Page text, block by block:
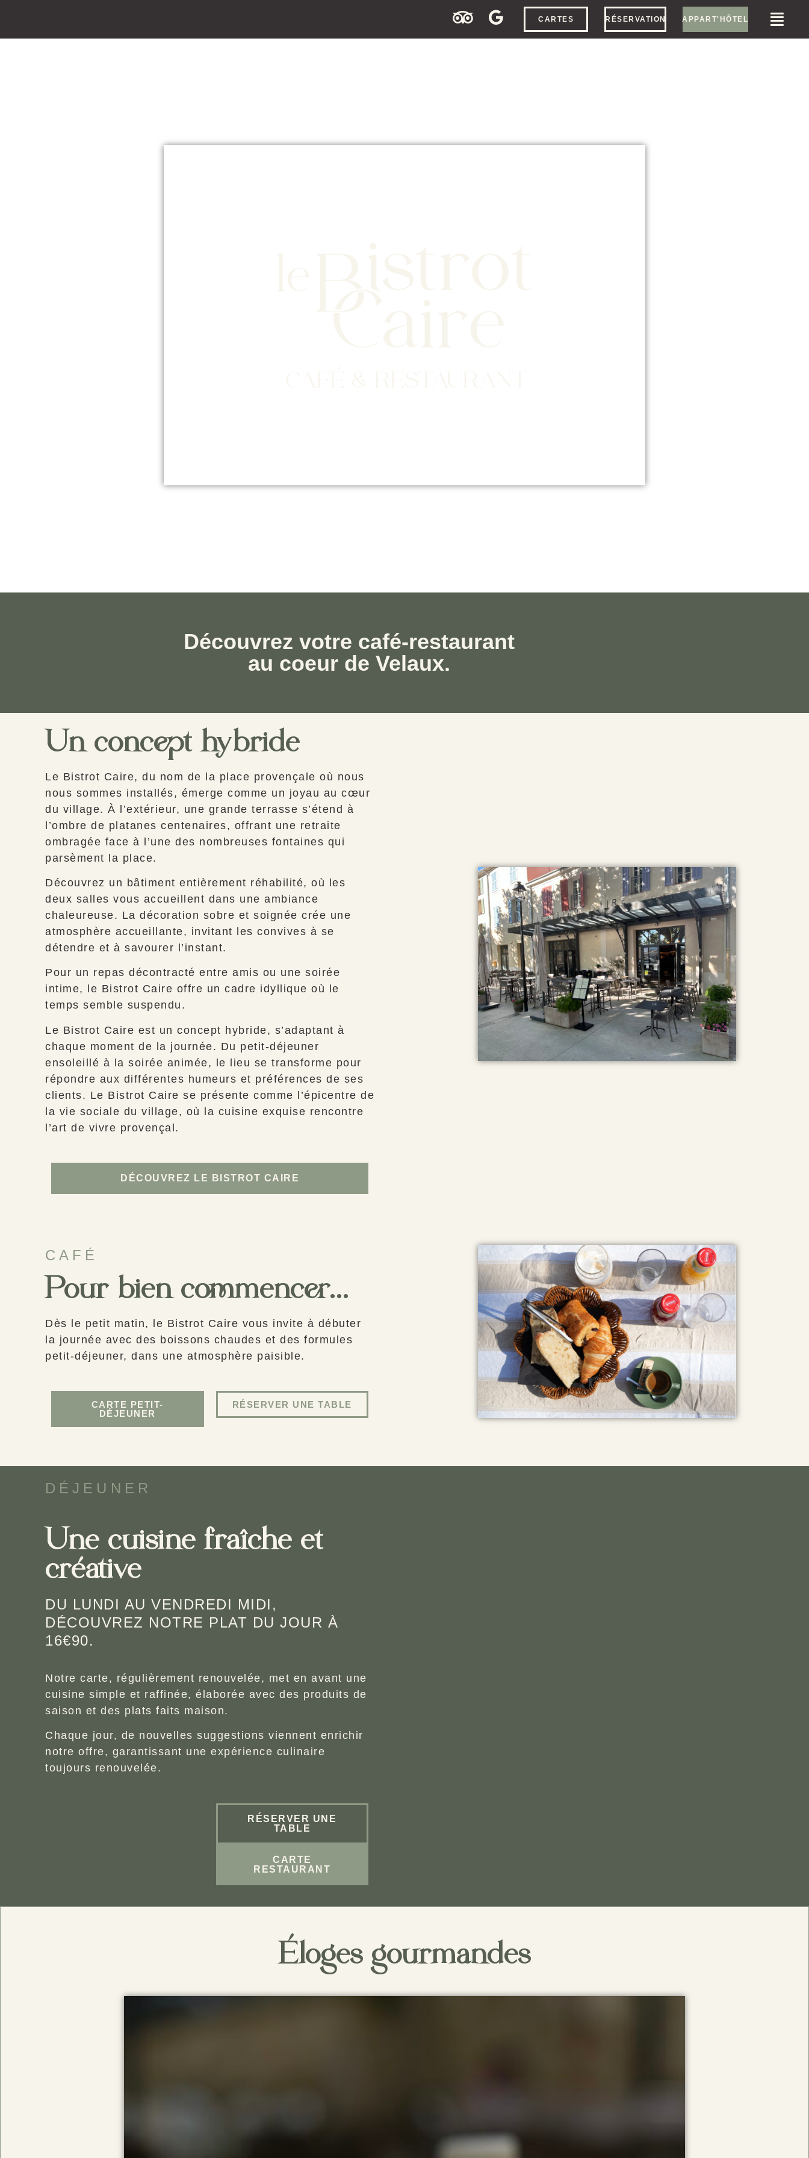
CARTES RÉSERVATION APPART'HÔTEL
Découvrez votre café-restaurant
au coeur de Velaux.
Un concept hybride
Le Bistrot Caire, du nom de la place provençale où nous
nous sommes installés, émerge comme un joyau au cœur
du village. À l’extérieur, une grande terrasse s’étend à
l’ombre de platanes centenaires, offrant une retraite
ombragée face à l’une des nombreuses fontaines qui
parsèment la place.
Découvrez un bâtiment entièrement réhabilité, où les
deux salles vous accueillent dans une ambiance
chaleureuse. La décoration sobre et soignée crée une
atmosphère accueillante, invitant les convives à se
détendre et à savourer l’instant.
Pour un repas décontracté entre amis ou une soirée
intime, le Bistrot Caire offre un cadre idyllique où le
temps semble suspendu.
Le Bistrot Caire est un concept hybride, s’adaptant à
chaque moment de la journée. Du petit-déjeuner
ensoleillé à la soirée animée, le lieu se transforme pour
répondre aux différentes humeurs et préférences de ses
clients. Le Bistrot Caire se présente comme l’épicentre de
la vie sociale du village, où la cuisine exquise rencontre
l’art de vivre provençal.
DÉCOUVREZ LE BISTROT CAIRE
CAFÉ
Pour bien commencer…
Dès le petit matin, le Bistrot Caire vous invite à débuter
la journée avec des boissons chaudes et des formules
petit-déjeuner, dans une atmosphère paisible.
CARTE PETIT-
DÉJEUNER
RÉSERVER UNE TABLE
DÉJEUNER
Une cuisine fraîche et
créative
DU LUNDI AU VENDREDI MIDI,
DÉCOUVREZ NOTRE PLAT DU JOUR À
16€90.​
Notre carte, régulièrement renouvelée, met en avant une
cuisine simple et raffinée, élaborée avec des produits de
saison et des plats faits maison.
Chaque jour, de nouvelles suggestions viennent enrichir
notre offre, garantissant une expérience culinaire
toujours renouvelée.
RÉSERVER UNE
TABLE
CARTE
RESTAURANT
Éloges gourmandes